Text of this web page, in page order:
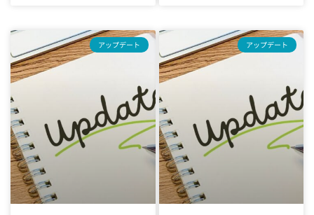
アップデート アップデート